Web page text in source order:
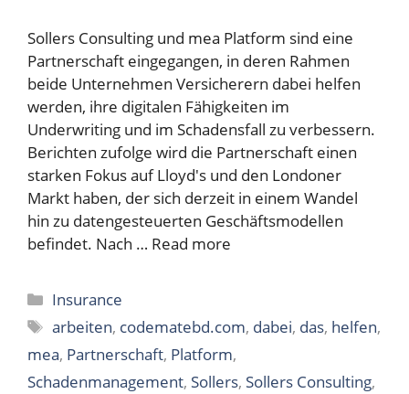
Sollers Consulting und mea Platform sind eine
Partnerschaft eingegangen, in deren Rahmen
beide Unternehmen Versicherern dabei helfen
werden, ihre digitalen Fähigkeiten im
Underwriting und im Schadensfall zu verbessern.
Berichten zufolge wird die Partnerschaft einen
starken Fokus auf Lloyd's und den Londoner
Markt haben, der sich derzeit in einem Wandel
hin zu datengesteuerten Geschäftsmodellen
befindet. Nach … Read more
Categories
Insurance
Tags
arbeiten, codematebd.com, dabei, das, helfen,
mea, Partnerschaft, Platform,
Schadenmanagement, Sollers, Sollers Consulting,